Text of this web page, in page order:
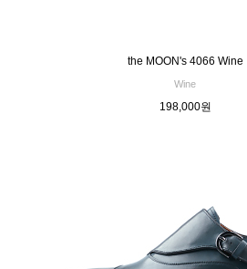
the MOON's 4066 Wine
Wine
198,000원